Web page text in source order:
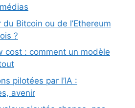
Bitcoin ou de l’Ethereum
?
cost : comment un modèle
pilotées par l’IA :
avenir